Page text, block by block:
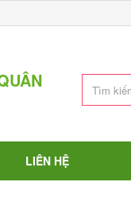
LIÊN HỆ